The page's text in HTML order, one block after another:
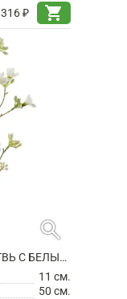
₽
shopping_cart
search
ГЕПТАКОДИУМ ВЕТВЬ С БЕЛЫМИ ЦВЕТАМИ ИСКУССТВЕННЫЙ
11 см.
50 см.